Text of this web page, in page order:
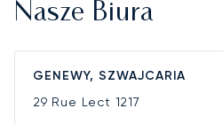
Nasze Biura
GENEWY, SZWAJCARIA
29 Rue Lect 1217